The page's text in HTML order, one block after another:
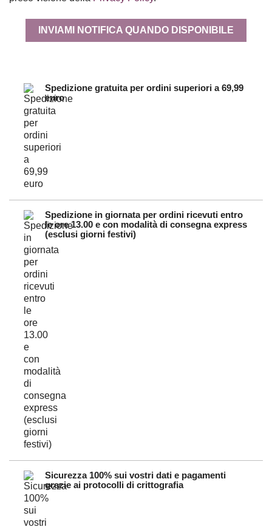
INVIAMI NOTIFICA QUANDO DISPONIBILE
Spedizione gratuita per ordini superiori a 69,99
euro
Spedizione in giornata per ordini ricevuti entro
le ore 13.00 e con modalità di consegna express
(esclusi giorni festivi)
Sicurezza 100% sui vostri dati e pagamenti
grazie ai protocolli di crittografia